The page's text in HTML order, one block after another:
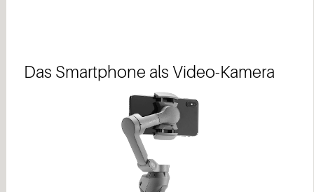
Das Smartphone als Video-Kamera​